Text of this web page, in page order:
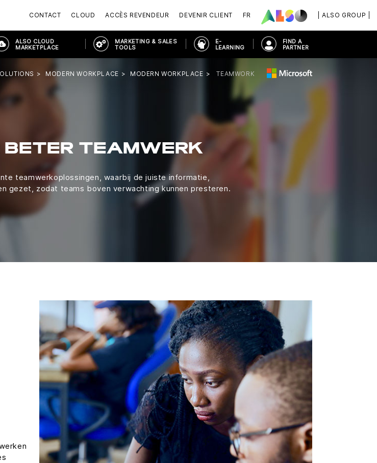
| ALSO GROUP |
CONTACT CLOUD ACCÈS REVENDEUR DEVENIR CLIENT FR
ALSO CLOUD
MARKETPLACE
MARKETING & SALES
TOOLS
E-
LEARNING
FIND A
PARTNER
MODERN WORKPLACE MODERN WORKPLACE TEAMWORK
BETER TEAMWERK
teamwerkoplossingen, waarbij de juiste informatie,
gezet, zodat teams boven verwachting kunnen presteren.